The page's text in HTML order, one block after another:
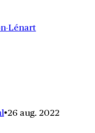
Lénart
26 aug. 2022